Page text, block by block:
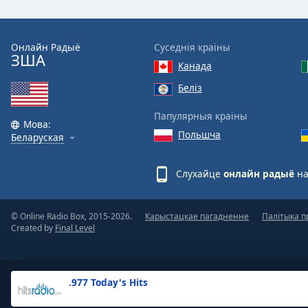
Text
Opacity
Background
.977 Today's Hits
Онлайн Радыё
ЗША
Мова:
Беларуская
Суседнія краіны
Канада
Беліз
Папулярныя краіны
Польшча
Слухайце онлайн радыё
© Online Radio Box, 2015-2026.
Created by Final Level
Карыстацкае пагадненне Палітыка